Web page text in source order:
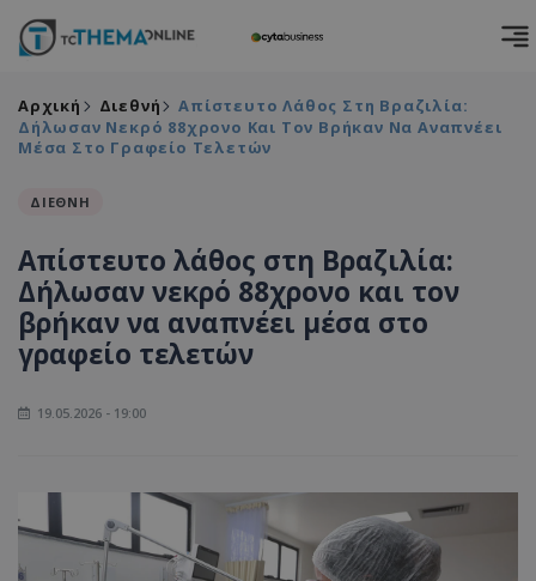
Αρχική Διεθνή
Απίστευτο Λάθος Στη Βραζιλία:
Δήλωσαν Νεκρό 88χρονο Και Τον Βρήκαν Να Αναπνέει
Μέσα Στο Γραφείο Τελετών
ΔΙΕΘΝΗ
Απίστευτο λάθος στη Βραζιλία:
Δήλωσαν νεκρό 88χρονο και τον
βρήκαν να αναπνέει μέσα στο
γραφείο τελετών
19.05.2026 - 19:00